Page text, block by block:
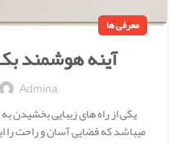
معرفی ها
آینه هوشمند
Admina
یکی از راه های زیبایی بخشیدن
میباشد که فضایی آسان و راحت را